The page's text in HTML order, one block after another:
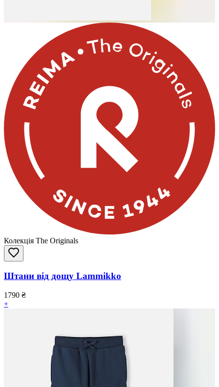
Колекція The Originals
Штани від дощу Lammikko
1790 ₴
+